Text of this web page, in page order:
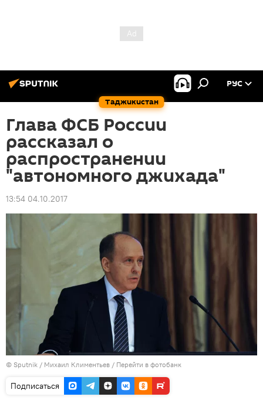
Таджикистан
РУС
Глава ФСБ России
рассказал о
распространении
"автономного джихада"
13:54 04.10.2017
© Sputnik / Михаил Климентьев / Перейти в фотобанк
Подписаться